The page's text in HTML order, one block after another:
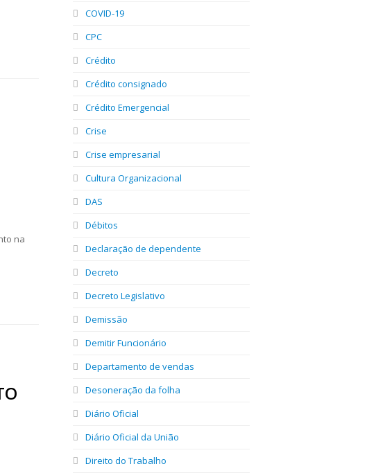
na
COVID-19
CPC
Crédito
Crédito consignado
Crédito Emergencial
Crise
Crise empresarial
Cultura Organizacional
DAS
Débitos
Declaração de dependente
Decreto
Decreto Legislativo
Demissão
Demitir Funcionário
Departamento de vendas
Desoneração da folha
Diário Oficial
Diário Oficial da União
Direito do Trabalho